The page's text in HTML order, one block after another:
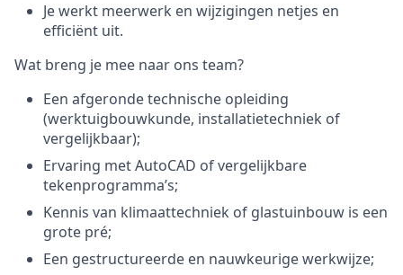
Je werkt meerwerk en wijzigingen netjes en
efficiënt uit.
Wat breng je mee naar ons team?
Een afgeronde technische opleiding
(werktuigbouwkunde, installatietechniek of
vergelijkbaar);
Ervaring met AutoCAD of vergelijkbare
tekenprogramma’s;
Kennis van klimaattechniek of glastuinbouw is een
grote pré;
Een gestructureerde en nauwkeurige werkwijze;